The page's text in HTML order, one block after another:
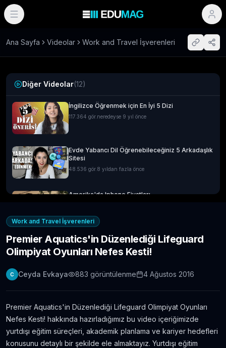
Ana Sayfa Videolar Work and Travel İşverenleri
Diğer Videolar(12)
İngilizce Öğrenmek için En İyi 5 Dizi
117.364 gör. neredeyse 9 yıl önce
Evde Yabancı Dil Öğrenebileceğiniz 5 Arkadaşlık
Sitesi
48.536 gör. 8 yıldan fazla önce
Amerika'da Iphone Fiyatları
Londra Erasmus Stajı Hikayem ve Tavsiyelerim
11.304gör. 9 yıldan fazla önce
Evde Dil Öğren
İngilizce Öğrenmek için 30 Youtube Kanalı
Work and Travel İşverenleri
Premier Aquatics'in Düzenlediği Lifeguard
Olimpiyat Oyunları Nefes Kesti!
C Ceyda Evkaya 883 görüntülenme 4 Ağustos 2016
Premier Aquatics'in Düzenlediği Lifeguard Olimpiyat Oyunları
Nefes Kesti! hakkında hazırladığımız bu video içeriğimizde
yurtdışı eğitim süreçleri, akademik planlama ve kariyer hedefleri
konusunu detaylı bir şekilde ele almaktayız. Yurtdışı eğitim